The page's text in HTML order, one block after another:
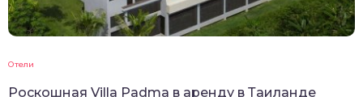
Отели
Роскошная Villa Padma в аренду в Таиланде